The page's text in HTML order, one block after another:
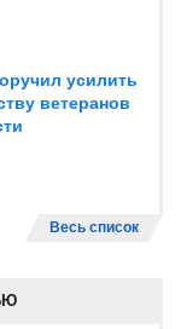
усилить
ветеранов
Весь список